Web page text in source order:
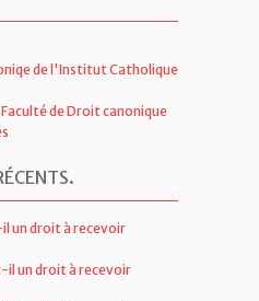
de l'Institut Catholique
de Droit canonique
.
un droit à recevoir
un droit à recevoir